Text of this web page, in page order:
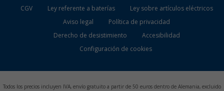
Muebles de Camping
CGV Ley referente a baterías
Ley sobre artículos eléctricos
Aviso legal
Política de privacidad
Derecho de desistimiento
Accesibilidad
Configuración de cookies
Todos los precios incluyen IVA, envío gratuito a partir de 50 euros dentro de Alemania, excluido